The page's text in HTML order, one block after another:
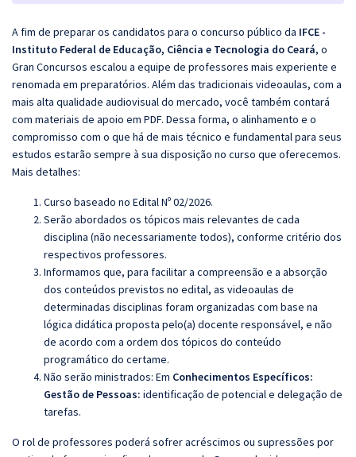
A fim de preparar os candidatos para o concurso público da IFCE -
Instituto Federal de Educação, Ciência e Tecnologia do Ceará, o
Gran Concursos escalou a equipe de professores mais experiente e
renomada em preparatórios. Além das tradicionais videoaulas, com a
mais alta qualidade audiovisual do mercado, você também contará
com materiais de apoio em PDF. Dessa forma, o alinhamento e o
compromisso com o que há de mais técnico e fundamental para seus
estudos estarão sempre à sua disposição no curso que oferecemos.
Mais detalhes:
Curso baseado no Edital Nº 02/2026.
Serão abordados os tópicos mais relevantes de cada
disciplina (não necessariamente todos), conforme critério dos
respectivos professores.
Informamos que, para facilitar a compreensão e a absorção
dos conteúdos previstos no edital, as videoaulas de
determinadas disciplinas foram organizadas com base na
lógica didática proposta pelo(a) docente responsável, e não
de acordo com a ordem dos tópicos do conteúdo
programático do certame.
Não serão ministrados: Em Conhecimentos Específicos:
Gestão de Pessoas: identificação de potencial e delegação de
tarefas.
O rol de professores poderá sofrer acréscimos ou supressões por